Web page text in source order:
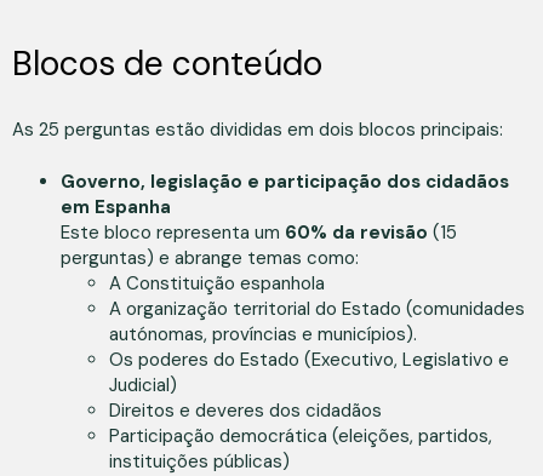
Blocos de conteúdo
As 25 perguntas estão divididas em dois blocos principais:
Governo, legislação e participação dos cidadãos
em Espanha
Este bloco representa um 60% da revisão (15
perguntas) e abrange temas como:
A Constituição espanhola
A organização territorial do Estado (comunidades
autónomas, províncias e municípios).
Os poderes do Estado (Executivo, Legislativo e
Judicial)
Direitos e deveres dos cidadãos
Participação democrática (eleições, partidos,
instituições públicas)